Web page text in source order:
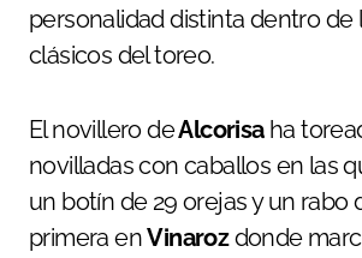
personalidad distinta dentro de
clásicos del toreo.
El novillero deAlcorisaha
novilladas con caballos en las
un botín de 29 orejas y un rabo
primera enVinarozdonde